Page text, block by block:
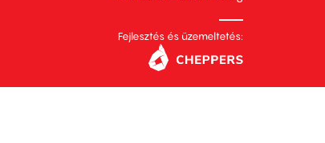
Fejlesztés és üzemeltetés: